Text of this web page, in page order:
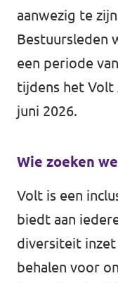
aanwezig te
Bestuursleden
een periode
tijdens het Volt
juni 2026.
Wie zoeken
Volt is een
biedt aan
diversiteit
behalen voor